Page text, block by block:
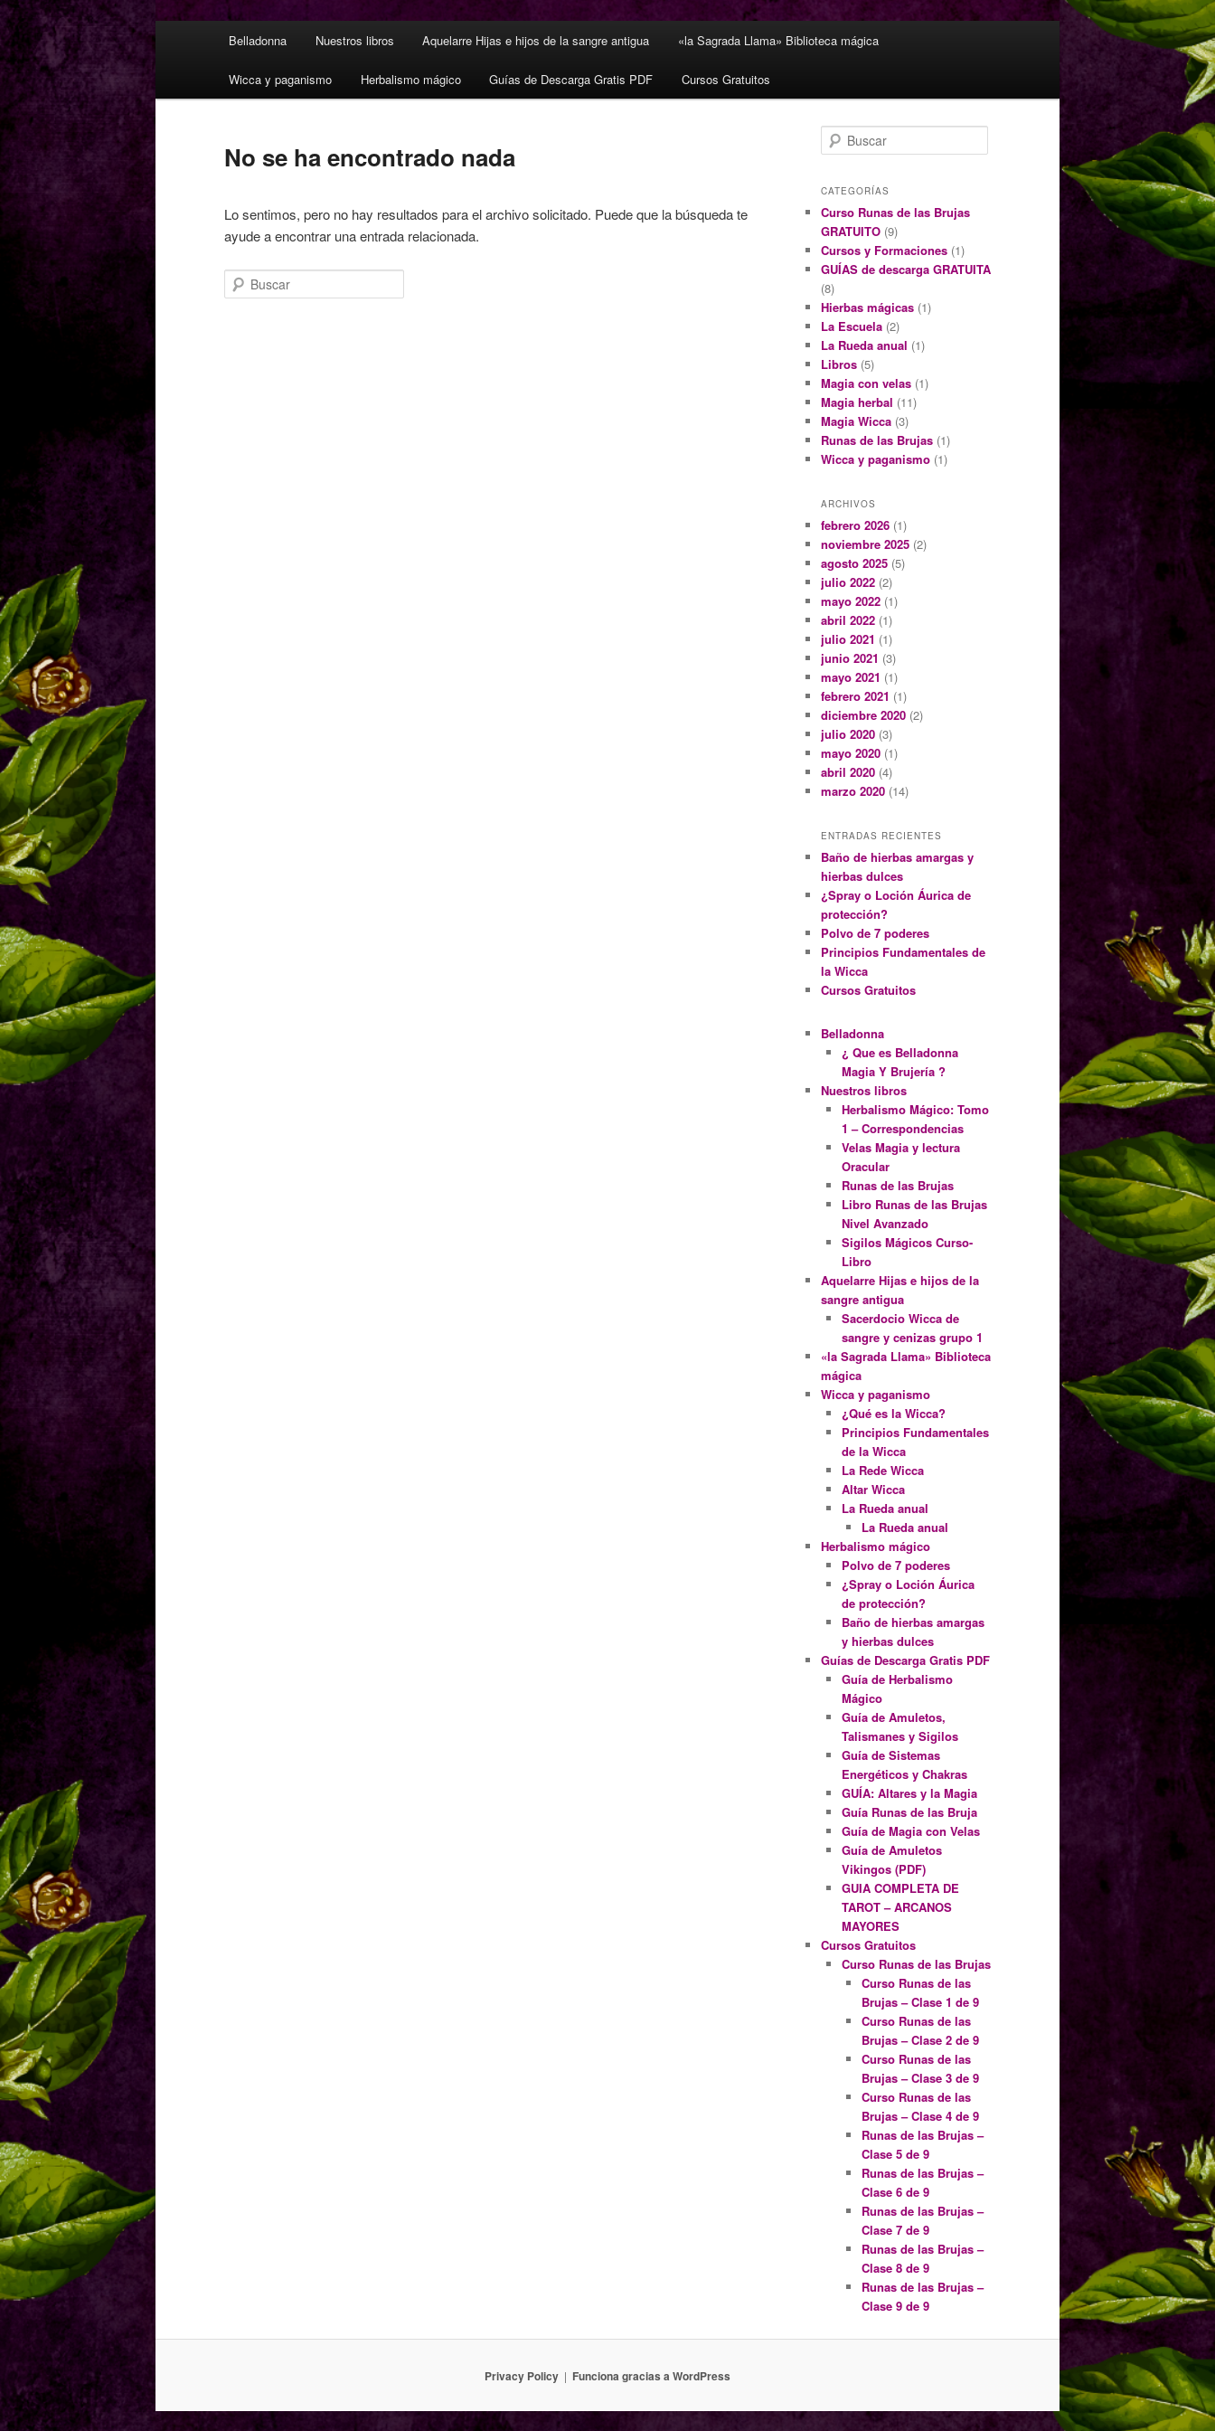
ú
Belladonna Nuestros libros Aquelarre Hijas e hijos de la sangre antigua «la Sagrada Llama» Biblioteca mágica
Wicca y paganismo Herbalismo mágico Guías de Descarga Gratis PDF Cursos Gratuitos
No se ha encontrado nada
Lo sentimos, pero no hay resultados para el archivo solicitado. Puede que la búsqueda te
ayude a encontrar una entrada relacionada.
Buscar
u
c
r
CATEGORÍAS
Curso Runas de las Brujas
GRATUITO (9)
Cursos y Formaciones (1)
GUÍAS de descarga GRATUITA
(8)
Hierbas mágicas (1)
La Escuela (2)
La Rueda anual (1)
Libros (5)
Magia con velas (1)
Magia herbal (11)
Magia Wicca (3)
Runas de las Brujas (1)
Wicca y paganismo (1)
ARCHIVOS
febrero 2026 (1)
noviembre 2025 (2)
agosto 2025 (5)
julio 2022 (2)
mayo 2022 (1)
abril 2022 (1)
julio 2021 (1)
junio 2021 (3)
mayo 2021 (1)
febrero 2021 (1)
diciembre 2020 (2)
julio 2020 (3)
mayo 2020 (1)
abril 2020 (4)
marzo 2020 (14)
ENTRADAS RECIENTES
Baño de hierbas amargas y
hierbas dulces
¿Spray o Loción Áurica de
protección?
Polvo de 7 poderes
Principios Fundamentales de
la Wicca
Cursos Gratuitos
Belladonna
¿ Que es Belladonna
Magia Y Brujería ?
Nuestros libros
Herbalismo Mágico: Tomo
1 – Correspondencias
Velas Magia y lectura
Oracular
Runas de las Brujas
Libro Runas de las Brujas
Nivel Avanzado
Sigilos Mágicos Curso-
Libro
Aquelarre Hijas e hijos de la
sangre antigua
Sacerdocio Wicca de
sangre y cenizas grupo 1
«la Sagrada Llama» Biblioteca
mágica
Wicca y paganismo
¿Qué es la Wicca?
Principios Fundamentales
de la Wicca
La Rede Wicca
Altar Wicca
La Rueda anual
La Rueda anual
Herbalismo mágico
Polvo de 7 poderes
¿Spray o Loción Áurica
de protección?
Baño de hierbas amargas
y hierbas dulces
Guías de Descarga Gratis PDF
Guía de Herbalismo
Mágico
Guía de Amuletos,
Talismanes y Sigilos
Guía de Sistemas
Energéticos y Chakras
GUÍA: Altares y la Magia
Guía Runas de las Bruja
Guía de Magia con Velas
Guía de Amuletos
Vikingos (PDF)
GUIA COMPLETA DE
TAROT – ARCANOS
MAYORES
Cursos Gratuitos
Curso Runas de las Brujas
Curso Runas de las
Brujas – Clase 1 de 9
Curso Runas de las
Brujas – Clase 2 de 9
Curso Runas de las
Brujas – Clase 3 de 9
Curso Runas de las
Brujas – Clase 4 de 9
Runas de las Brujas –
Clase 5 de 9
Runas de las Brujas –
Clase 6 de 9
Runas de las Brujas –
Clase 7 de 9
Runas de las Brujas –
Clase 8 de 9
Runas de las Brujas –
Clase 9 de 9
Privacy Policy Funciona gracias a WordPress